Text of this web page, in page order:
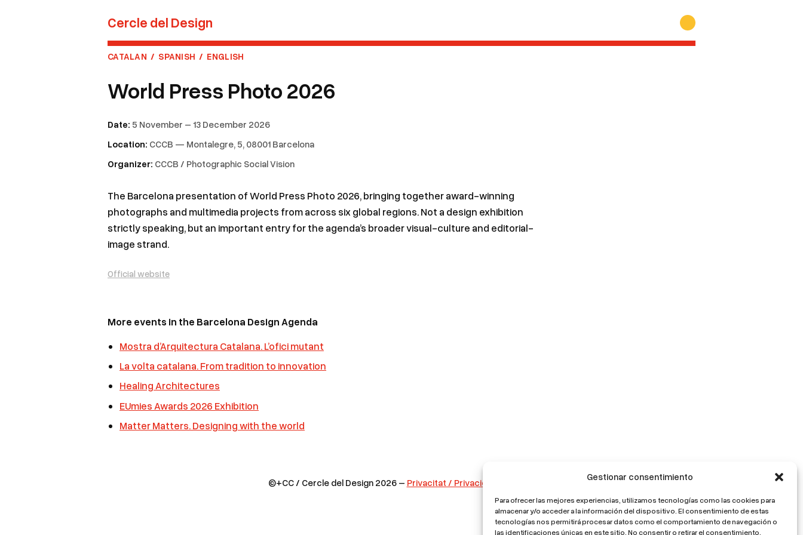
Gestionar consentimiento
Para ofrecer las mejores experiencias, utilizamos tecnologías como las cookies para
almacenar y/o acceder a la información del dispositivo. El consentimiento de estas
tecnologías nos permitirá procesar datos como el comportamiento de navegación o
las identificaciones únicas en este sitio. No consentir o retirar el consentimiento,
Cercle del Design
CATALAN / SPANISH / ENGLISH
World Press Photo 2026
Date: 5 November – 13 December 2026
Location: CCCB — Montalegre, 5, 08001 Barcelona
Organizer: CCCB / Photographic Social Vision
The Barcelona presentation of World Press Photo 2026, bringing together award-winning
photographs and multimedia projects from across six global regions. Not a design exhibition
strictly speaking, but an important entry for the agenda’s broader visual-culture and editorial-
image strand.
Official website
More events in the Barcelona Design Agenda
Mostra d’Arquitectura Catalana. L’ofici mutant
La volta catalana. From tradition to innovation
Healing Architectures
EUmies Awards 2026 Exhibition
Matter Matters. Designing with the world
©+CC / Cercle del Design 2026 – Privacitat / Privacidad / Privacy